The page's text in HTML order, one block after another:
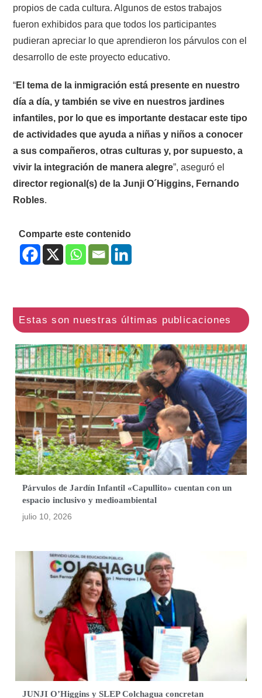
propios de cada cultura. Algunos de estos trabajos
fueron exhibidos para que todos los participantes
pudieran apreciar lo que aprendieron los párvulos con el
desarrollo de este proyecto educativo.
“El tema de la inmigración está presente en nuestro
día a día, y también se vive en nuestros jardines
infantiles, por lo que es importante destacar este tipo
de actividades que ayuda a niñas y niños a conocer
a sus compañeros, otras culturas y, por supuesto, a
vivir la integración de manera alegre”, aseguró el
director regional(s) de la Junji O´Higgins, Fernando
Robles.
Comparte este contenido
Párvulos de Jardín Infantil «Capullito» cuentan con un
espacio inclusivo y medioambiental
julio 10, 2026
JUNJI O’Higgins y SLEP Colchagua concretan